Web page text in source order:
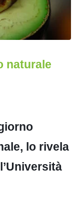
naturale
lo rivela